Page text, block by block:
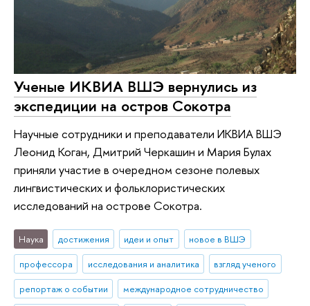
Ученые ИКВИА ВШЭ вернулись из
экспедиции на остров Сокотра
Научные сотрудники и преподаватели ИКВИА ВШЭ
Леонид Коган, Дмитрий Черкашин и Мария Булах
приняли участие в очередном сезоне полевых
лингвистических и фольклористических
исследований на острове Сокотра.
Наука достижения идеи и опыт
новое в ВШЭ
профессора
исследования и аналитика
взгляд ученого
репортаж о событии
международное сотрудничество